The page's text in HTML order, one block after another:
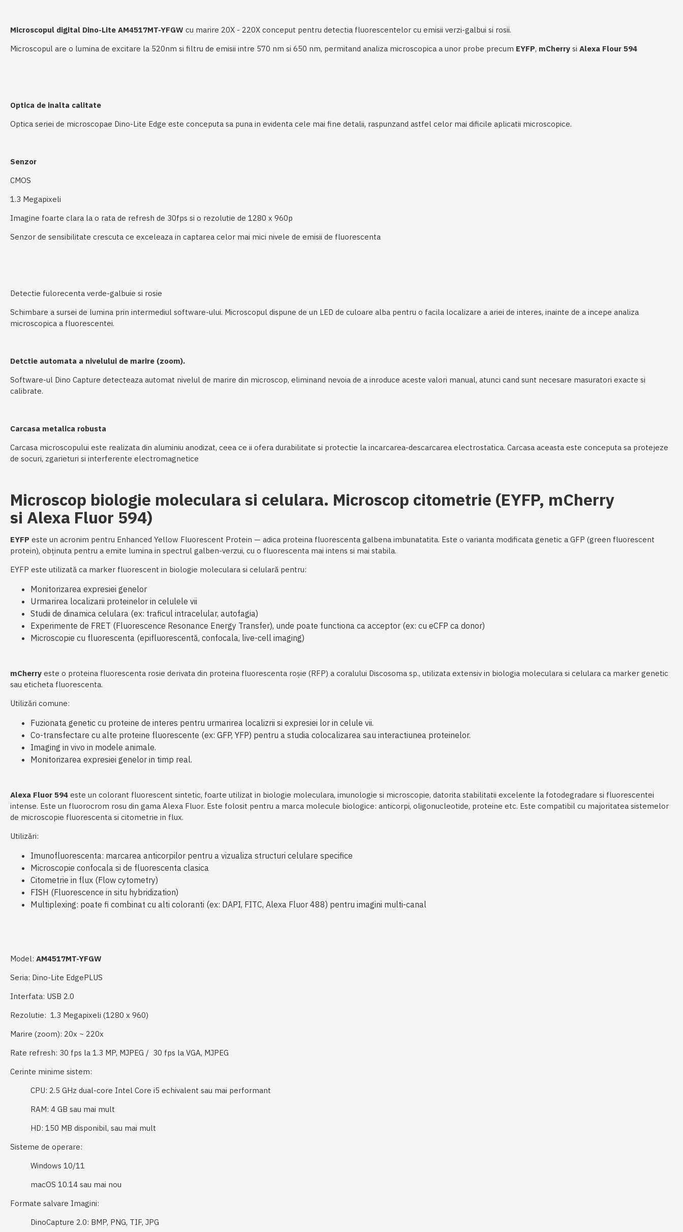
Microscopul digital Dino-Lite AM4517MT-YFGW cu marire 20X - 220X conceput pentru detectia fluorescentelor cu emisii verzi-galbui si rosii.
Microscopul are o lumina de excitare la 520nm si filtru de emisii intre 570 nm si 650 nm, permitand analiza microscopica a unor probe precum EYFP, mCherry si Alexa Flour 594
Optica de inalta calitate
Optica seriei de microscopae Dino-Lite Edge este conceputa sa puna in evidenta cele mai fine detalii, raspunzand astfel celor mai dificile aplicatii microscopice.
Senzor
CMOS
1.3 Megapixeli
Imagine foarte clara la o rata de refresh de 30fps si o rezolutie de 1280 x 960p
Senzor de sensibilitate crescuta ce exceleaza in captarea celor mai mici nivele de emisii de fluorescenta
Detectie fulorecenta verde-galbuie si rosie
Schimbare a sursei de lumina prin intermediul software-ului. Microscopul dispune de un LED de culoare alba pentru o facila localizare a ariei de interes, inainte de a incepe analiza
microscopica a fluorescentei.
Detctie automata a nivelului de marire (zoom).
Software-ul Dino Capture detecteaza automat nivelul de marire din microscop, eliminand nevoia de a inroduce aceste valori manual, atunci cand sunt necesare masuratori exacte si
calibrate.
Carcasa metalica robusta
Carcasa microscopului este realizata din aluminiu anodizat, ceea ce ii ofera durabilitate si protectie la incarcarea-descarcarea electrostatica. Carcasa aceasta este conceputa sa protejeze
de socuri, zgarieturi si interferente electromagnetice
Microscop biologie moleculara si celulara. Microscop citometrie (EYFP, mCherry
si Alexa Fluor 594)
EYFP este un acronim pentru Enhanced Yellow Fluorescent Protein — adica proteina fluorescenta galbena imbunatatita. Este o varianta modificata genetic a GFP (green fluorescent
protein), obținuta pentru a emite lumina in spectrul galben-verzui, cu o fluorescenta mai intens si mai stabila.
EYFP este utilizată ca marker fluorescent in biologie moleculara si celulară pentru:
Monitorizarea expresiei genelor
Urmarirea localizarii proteinelor in celulele vii
Studii de dinamica celulara (ex: traficul intracelular, autofagia)
Experimente de FRET (Fluorescence Resonance Energy Transfer), unde poate functiona ca acceptor (ex: cu eCFP ca donor)
Microscopie cu fluorescenta (epifluorescentă, confocala, live-cell imaging)
mCherry este o proteina fluorescenta rosie derivata din proteina fluorescenta roșie (RFP) a coralului Discosoma sp., utilizata extensiv in biologia moleculara si celulara ca marker genetic
sau eticheta fluorescenta.
Utilizări comune:
Fuzionata genetic cu proteine de interes pentru urmarirea localizrii si expresiei lor in celule vii.
Co-transfectare cu alte proteine fluorescente (ex: GFP, YFP) pentru a studia colocalizarea sau interactiunea proteinelor.
Imaging in vivo in modele animale.
Monitorizarea expresiei genelor in timp real.
Alexa Fluor 594 este un colorant fluorescent sintetic, foarte utilizat in biologie moleculara, imunologie si microscopie, datorita stabilitatii excelente la fotodegradare si fluorescentei
intense. Este un fluorocrom rosu din gama Alexa Fluor. Este folosit pentru a marca molecule biologice: anticorpi, oligonucleotide, proteine etc. Este compatibil cu majoritatea sistemelor
de microscopie fluorescenta si citometrie in flux.
Utilizări:
Imunofluorescenta: marcarea anticorpilor pentru a vizualiza structuri celulare specifice
Microscopie confocala si de fluorescenta clasica
Citometrie in flux (Flow cytometry)
FISH (Fluorescence in situ hybridization)
Multiplexing: poate fi combinat cu alti coloranti (ex: DAPI, FITC, Alexa Fluor 488) pentru imagini multi-canal
Model: AM4517MT-YFGW
Seria: Dino-Lite EdgePLUS
​Interfata: USB 2.0
Rezolutie: 1.3 Megapixeli (1280 x 960)
​Marire (zoom): 20x ~ 220x
Rate refresh: 30 fps la 1.3 MP, MJPEG / 30 fps la VGA, MJPEG
Cerinte minime sistem:
CPU: 2.5 GHz dual-core Intel Core i5 echivalent sau mai performant
RAM: 4 GB sau mai mult
HD: 150 MB disponibil, sau mai mult
Sisteme de operare:
Windows 10/11
macOS 10.14 sau mai nou
Formate salvare Imagini:
DinoCapture 2.0: BMP, PNG, TIF, JPG